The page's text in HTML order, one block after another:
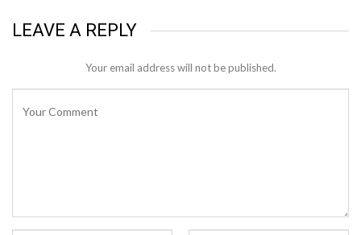
LEAVE A REPLY
Your email address will not be published.